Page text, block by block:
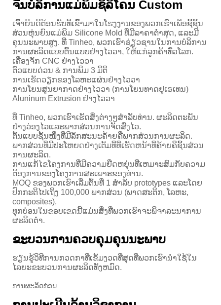
ຈີນບໍລິການແມ່ພິມຊິລິໂຄນ Custom
ເຈົ້າຍິນດີຕ້ອນຮັບທີ່ເຂົ້າມາໃນໂຮງງານຂອງພວກເຮົາເພື່ອຊື້ຊິ້ນ
ສ່ວນຫຸ່ນຍົນແມ່ພິມ Silicone Mold ທີ່ມີລາຄາຕໍ່າສຸດ, ແລະມີ
ຄຸນນະພາບສູງ. ທີ່ Tinheo, ພວກເຮົາຊ່ຽວຊານໃນການບໍລິການ
ການຜະລິດແບບຕົ້ນແບບຢ່າງໄວວາ, ໃຫ້ແກ່ລູກຄ້າທົ່ວໂລກ.
ເຄື່ອງຈັກ CNC ຢ່າງໄວວາ
ຕົວແບບດ່ວນ & ການພິມ 3 ມິຕິ
ການເຮັດວຽກຂອງໂລຫະແຜ່ນຢ່າງໄວວາ
ການໂຍນສູນຍາກາດຢ່າງໄວວາ (ການໂຍນທາດຢູເຣເທນ)
Aluninum Extrusion ຢ່າງໄວວາ
ທີ່ Tinheo, ພວກເຮົາເຮັດສິ່ງຕ່າງໆສໍາລັບທ່ານ. ຜະ​ລິດ​ຕະ​ພັນ​
ຢ່າງ​ວ່ອງ​ໄວ​ແລະ​ພາກ​ສ່ວນ​ການ​ຈັດ​ສົ່ງ​ໄວ​.
ຕົ້ນແບບຊັ້ນໜຶ່ງທີ່ມີລັກສະນະຄ້າຍຄືພາກສ່ວນການຜະລິດ.
ພາກສ່ວນທີ່ມີປະໂຫຍດຢ່າງເຕັມທີ່ທີ່ເຮັດຫນ້າທີ່ຄ້າຍຄືຊິ້ນສ່ວນ
ການຜະລິດ.
ການແກ້ໄຂໂຄງການທີ່ມີຄວາມຍືດຫຍຸ່ນທີ່ເຫມາະສົມກັບຄວາມ
ຕ້ອງການຂອງໂຄງການສະເພາະຂອງທ່ານ.
MOQ ຂອງ​ພວກ​ເຮົາ​ເລີ່ມ​ຕົ້ນ​ທີ່ 1 ສໍາ​ລັບ prototypes ແລະ​ໂດຍ​
ປົກ​ກະ​ຕິ​ໄປ​ເຖິງ 100,000 ພາກ​ສ່ວນ (ພາດ​ສະ​ຕິກ​, ໂລ​ຫະ​,
composites​)​,
ທຸກບ່ອນໃນຂອບເຂດນີ້ແມ່ນສິ່ງທີ່ພວກເຮົາຈະພິຈາລະນາການ
ຜະລິດຕ່ໍາ.
ຂະບວນການຄວບຄຸມຄຸນນະພາບ
ຮຽນຮູ້ວິທີການກວດກາທີ່ເຂັ້ມງວດທີ່ສຸດທີ່ພວກເຮົານໍາໃຊ້ໃນ
ໄລຍະຂະບວນການຜະລິດທັງຫມົດ.
ການຜະລິດກ່ອນ